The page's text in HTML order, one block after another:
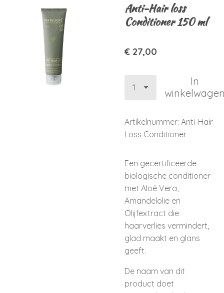
Anti-Hair loss
Conditioner 150 ml
€ 27,00
In
Artikelnummer: Anti-Hair
Loss Conditioner
Een gecertificeerde
biologische conditioner
met Aloë Vera,
Amandelolie en
Olijfextract die
haarverlies vermindert,
glad maakt en glans
geeft.
De naam van dit
product doet